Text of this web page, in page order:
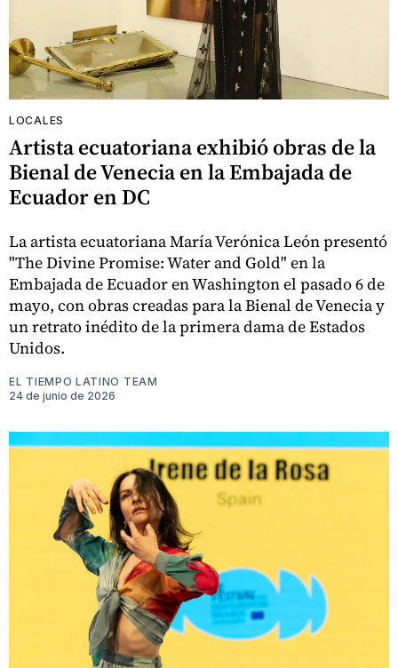
LOCALES
Artista ecuatoriana exhibió obras de la
Bienal de Venecia en la Embajada de
Ecuador en DC
La artista ecuatoriana María Verónica León presentó
"The Divine Promise: Water and Gold" en la
Embajada de Ecuador en Washington el pasado 6 de
mayo, con obras creadas para la Bienal de Venecia y
un retrato inédito de la primera dama de Estados
Unidos.
EL TIEMPO LATINO TEAM
24 de junio de 2026